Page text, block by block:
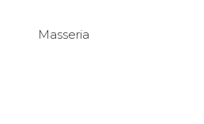
Masseria